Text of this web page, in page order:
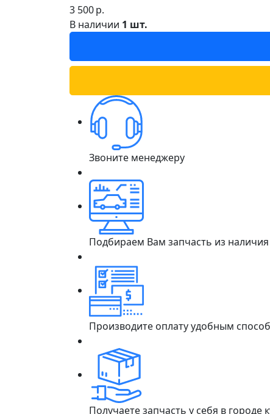
3 500р.
В наличии 1 шт.
Звоните менеджеру
Подбираем Вам запчасть из
Производите оплату удобным
Получаете запчасть у себя в